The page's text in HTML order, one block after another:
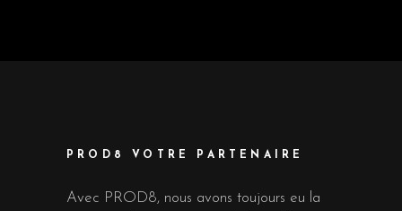
PROD8 VOTRE PARTENAIRE
Avec PROD8, nous avons toujours eu la